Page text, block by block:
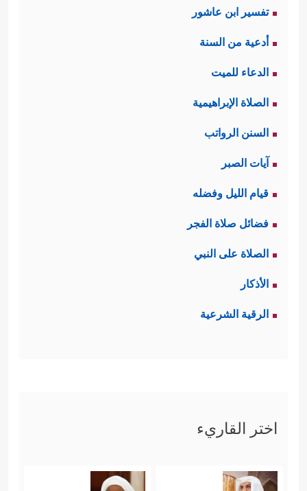
تفسير ابن عاشور
أدعية من السنة
الدعاء للميت
الصلاة الإبراهيمية
السنن الرواتب
آيات الصبر
قيام الليل وفضله
فضائل صلاة الفجر
الصلاة على النبي
الأذكار
الرقية الشرعية
اختر القاريء